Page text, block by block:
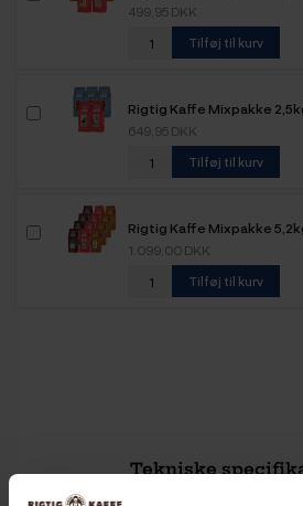
499,95 DKK
Tilføj til kurv
Rigtig Kaffe Mixpakke
649,95 DKK
Tilføj til kurv
Rigtig Kaffe Mixpakke
1.099,00 DKK
Tilføj til kurv
Tekniske